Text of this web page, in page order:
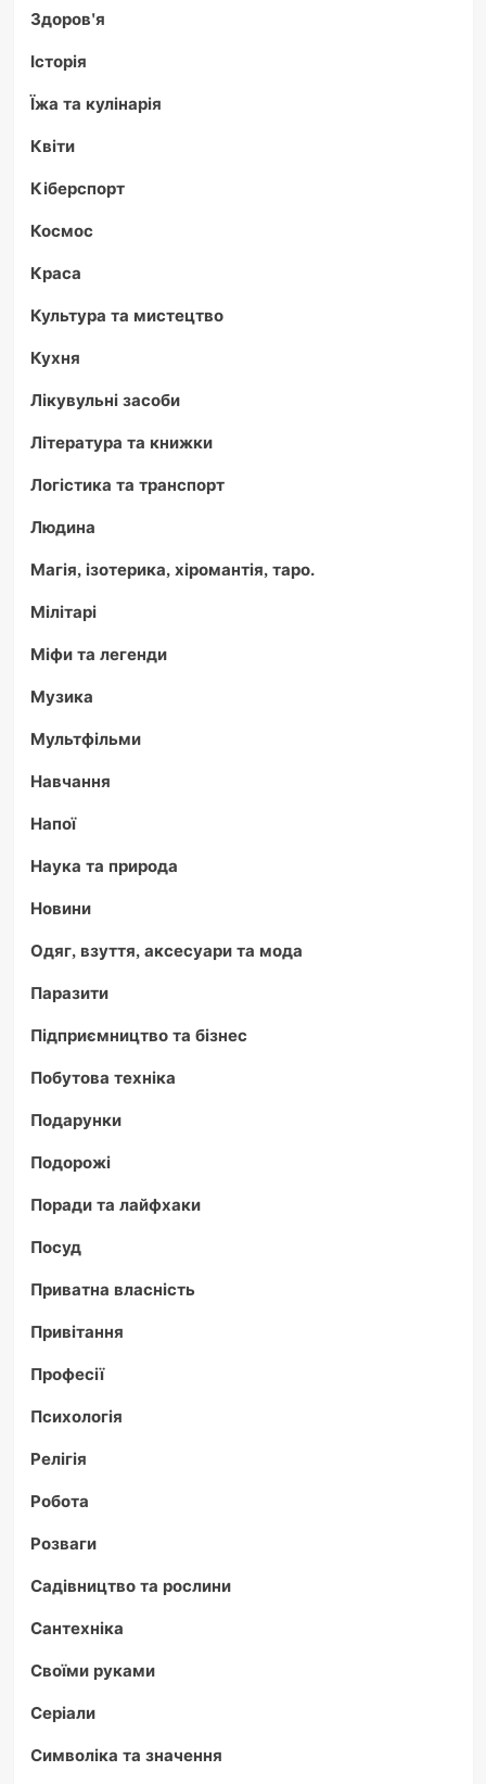
Здоров'я
Історія
Їжа та кулінарія
Квіти
Кіберспорт
Космос
Краса
Культура та мистецтво
Кухня
Лікувульні засоби
Література та книжки
Логістика та транспорт
Людина
Магія, ізотерика, хіромантія, таро.
Мілітарі
Міфи та легенди
Музика
Мультфільми
Навчання
Напої
Наука та природа
Новини
Одяг, взуття, аксесуари та мода
Паразити
Підприємництво та бізнес
Побутова техніка
Подарунки
Подорожі
Поради та лайфхаки
Посуд
Приватна власність
Привітання
Професії
Психологія
Релігія
Робота
Розваги
Садівництво та рослини
Сантехніка
Своїми руками
Серіали
Символіка та значення